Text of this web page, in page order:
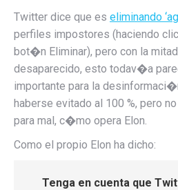
Twitter dice que es eliminando
perfiles impostores (haciendo
bot�n Eliminar), pero con la
desaparecido, esto todav�a
importante para la
haberse evitado al 100 %, pero
para mal, c�mo opera Elon.
Como el propio Elon ha dicho:
Tenga en cuenta que